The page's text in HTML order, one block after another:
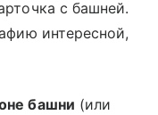
с башней.
интересной,
башни (или